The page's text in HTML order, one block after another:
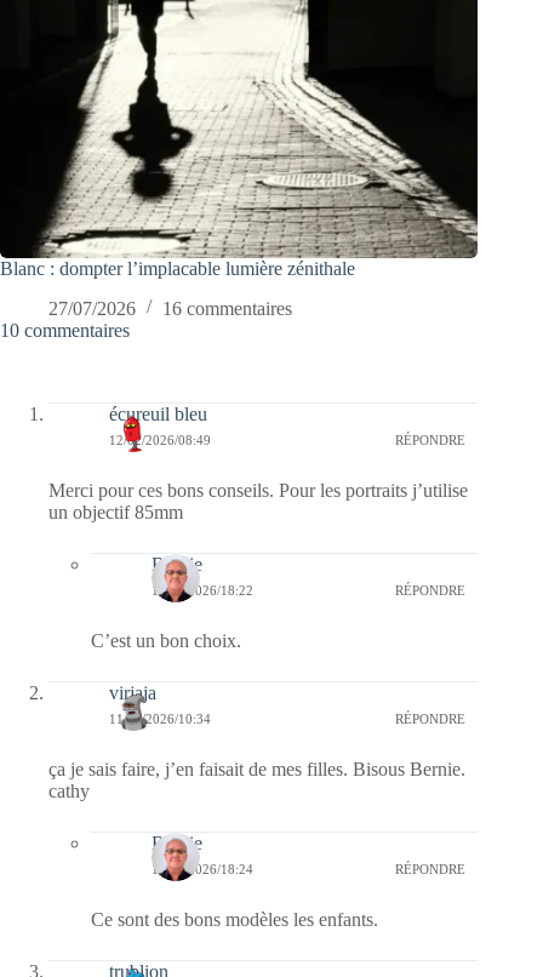
Blanc : dompter l’implacable lumière zénithale
27/07/2026
16 commentaires
10 commentaires
écureuil bleu
12/02/2026/08:49 RÉPONDRE
Merci pour ces bons conseils. Pour les portraits j’utilise
un objectif 85mm
Bernie
15/02/2026/18:22 RÉPONDRE
C’est un bon choix.
virjaja
11/02/2026/10:34 RÉPONDRE
ça je sais faire, j’en faisait de mes filles. Bisous Bernie.
cathy
Bernie
15/02/2026/18:24 RÉPONDRE
Ce sont des bons modèles les enfants.
trublion